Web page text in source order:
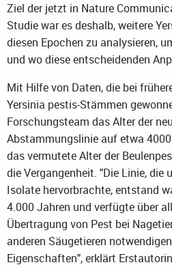
Ziel der jetzt in Nature
Studie war es deshalb, weitere
diesen Epochen zu analysieren,
und wo diese entscheidenden
Mit Hilfe von Daten, die bei
Yersinia pestis-Stämmen
Forschungsteam das Alter der
Abstammungslinie auf etwa
das vermutete Alter der
die Vergangenheit. "Die Linie, die
Isolate hervorbrachte, entstand
4.000 Jahren und verfügte über
Übertragung von Pest bei
anderen Säugetieren
Eigenschaften", erklärt